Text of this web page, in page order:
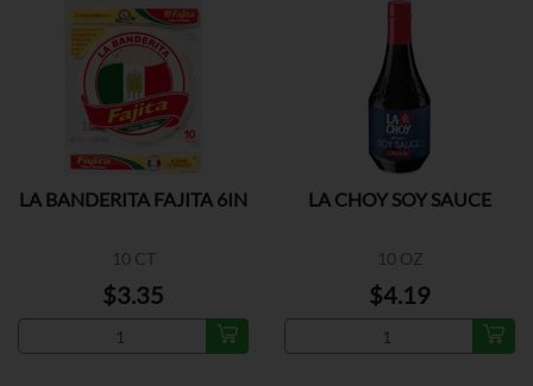
LA BANDERITA FAJITA 6IN
10 CT
$3.35
LA CHOY SOY SAUCE
10 OZ
$4.19